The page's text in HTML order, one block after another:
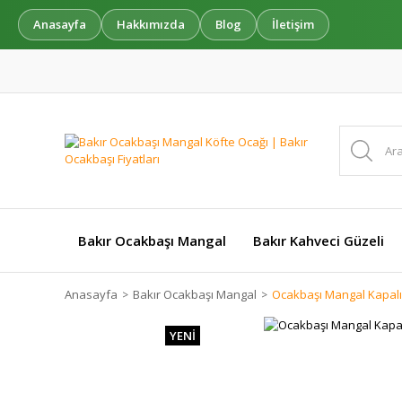
Anasayfa Hakkımızda Blog İletişim
Bakır Ocakbaşı Mangal Bakır Kahveci Güzeli
Anasayfa Bakır Ocakbaşı Mangal Ocakbaşı Mangal
YENİ